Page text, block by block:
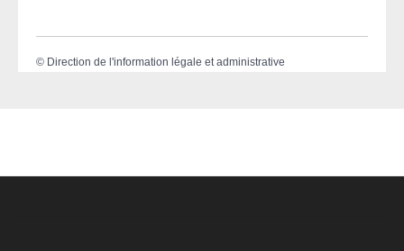
© Direction de l'information légale et administrative